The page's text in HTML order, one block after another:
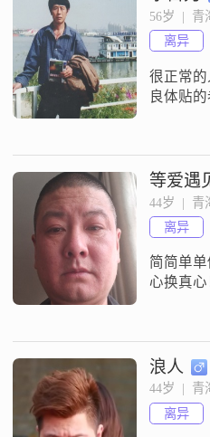
56岁  |  青
离异
很正常
良体贴
等爱遇
44岁  |  青
离异
简简单
心换真心
浪人
44岁  |  青
离异